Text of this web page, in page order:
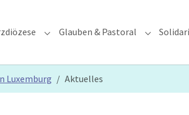
Submenu for "Erzdiözese"
Glauben & Pastoral Submenu
Luxemburg Aktuelles